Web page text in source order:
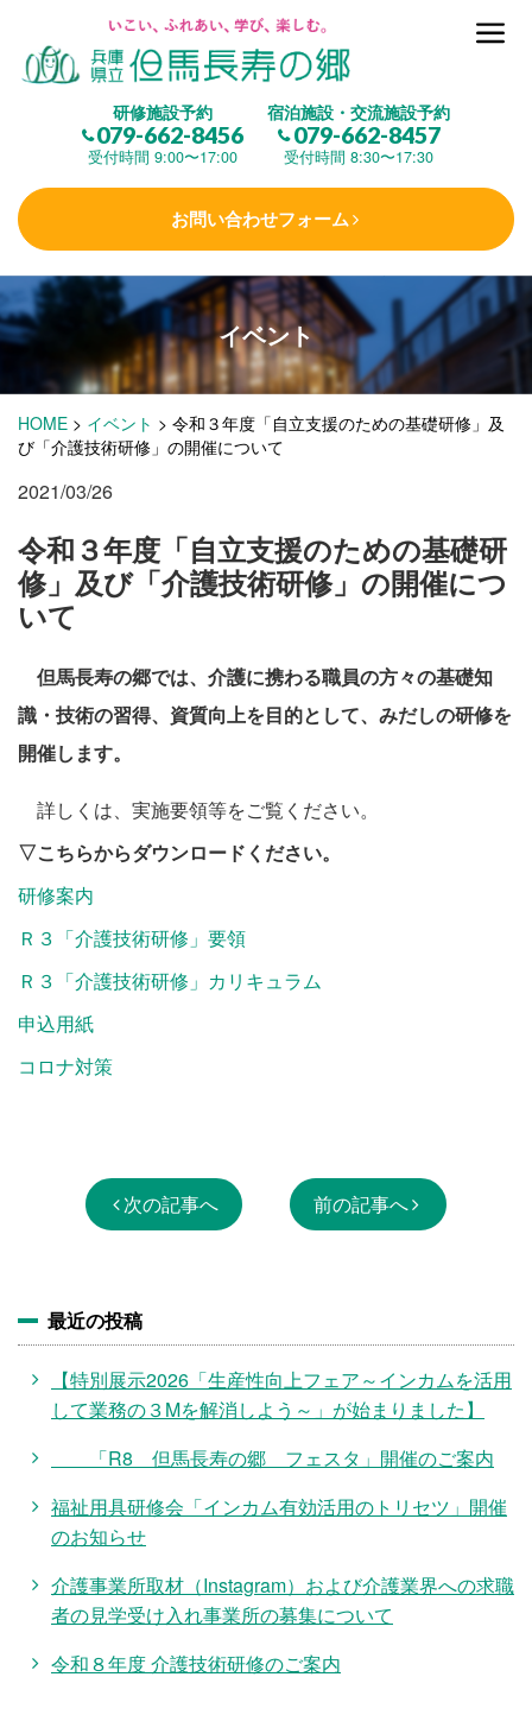
研修施設予約
079-662-8456
受付時間 9:00〜17:00
宿泊施設・交流施設予約
079-662-8457
受付時間 8:30〜17:30
お問い合わせフォーム
但馬長寿の郷とは
(研修施設)
楽しむ
学 ぶ (健康福祉)
泊まる(宿泊)
施設・料金
アクセス
イベント
HOME > イベント > 令和３年度「自立支援のための基礎研修」及
び「介護技術研修」の開催について
2021/03/26
令和３年度「自立支援のための基礎研
修」及び「介護技術研修」の開催につ
いて
但馬長寿の郷では、介護に携わる職員の方々の基礎知
識・技術の習得、資質向上を目的として、みだしの研修を
開催します。
詳しくは、実施要領等をご覧ください。
▽こちらからダウンロードください。
研修案内
Ｒ３「介護技術研修」要領
Ｒ３「介護技術研修」カリキュラム
申込用紙
コロナ対策
次の記事へ 前の記事へ
最近の投稿
【特別展示2026「生産性向上フェア～インカムを活用
して業務の３Mを解消しよう～」が始まりました】
「R8 但馬長寿の郷 フェスタ」開催のご案内
福祉用具研修会「インカム有効活用のトリセツ」開催
のお知らせ
介護事業所取材（Instagram）および介護業界への求職
者の見学受け入れ事業所の募集について
令和８年度 介護技術研修のご案内